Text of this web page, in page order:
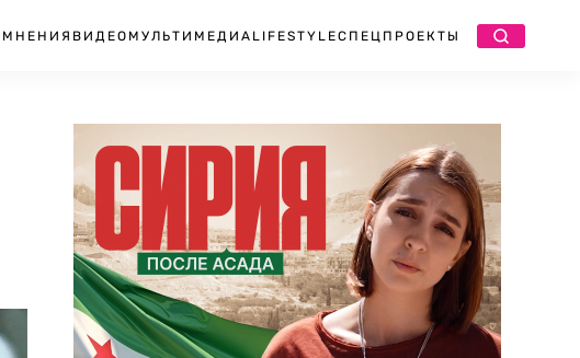
МНЕНИЯ ВИДЕО МУЛЬТИМЕДИА LIFESTYLEСПЕЦПРОЕКТЫ